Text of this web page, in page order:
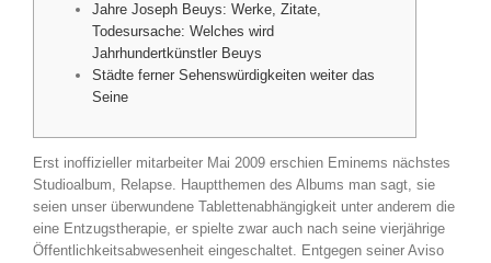
Jahre Joseph Beuys: Werke, Zitate,
Todesursache: Welches wird
Jahrhundertkünstler Beuys
Städte ferner Sehenswürdigkeiten weiter das
Seine
Erst inoffizieller mitarbeiter Mai 2009 erschien Eminems nächstes
Studioalbum, Relapse. Hauptthemen des Albums man sagt, sie
seien unser überwundene Tablettenabhängigkeit unter anderem die
eine Entzugstherapie, er spielte zwar auch nach seine vierjährige
Öffentlichkeitsabwesenheit eingeschaltet. Entgegen seiner Aviso